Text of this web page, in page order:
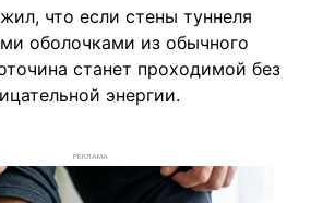
что если стены туннеля
оболочками из обычного
станет проходимой без
энергии.
РЕКЛАМА